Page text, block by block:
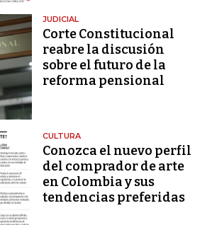
JUDICIAL
Corte Constitucional
reabre la discusión
sobre el futuro de la
reforma pensional
CULTURA
Conozca el nuevo perfil
del comprador de arte
en Colombia y sus
tendencias preferidas